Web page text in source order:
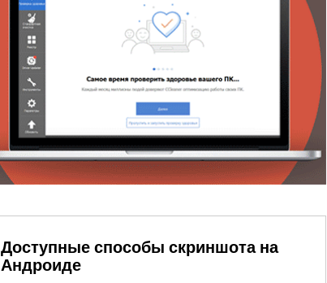
Доступные способы скриншота на
Андроиде